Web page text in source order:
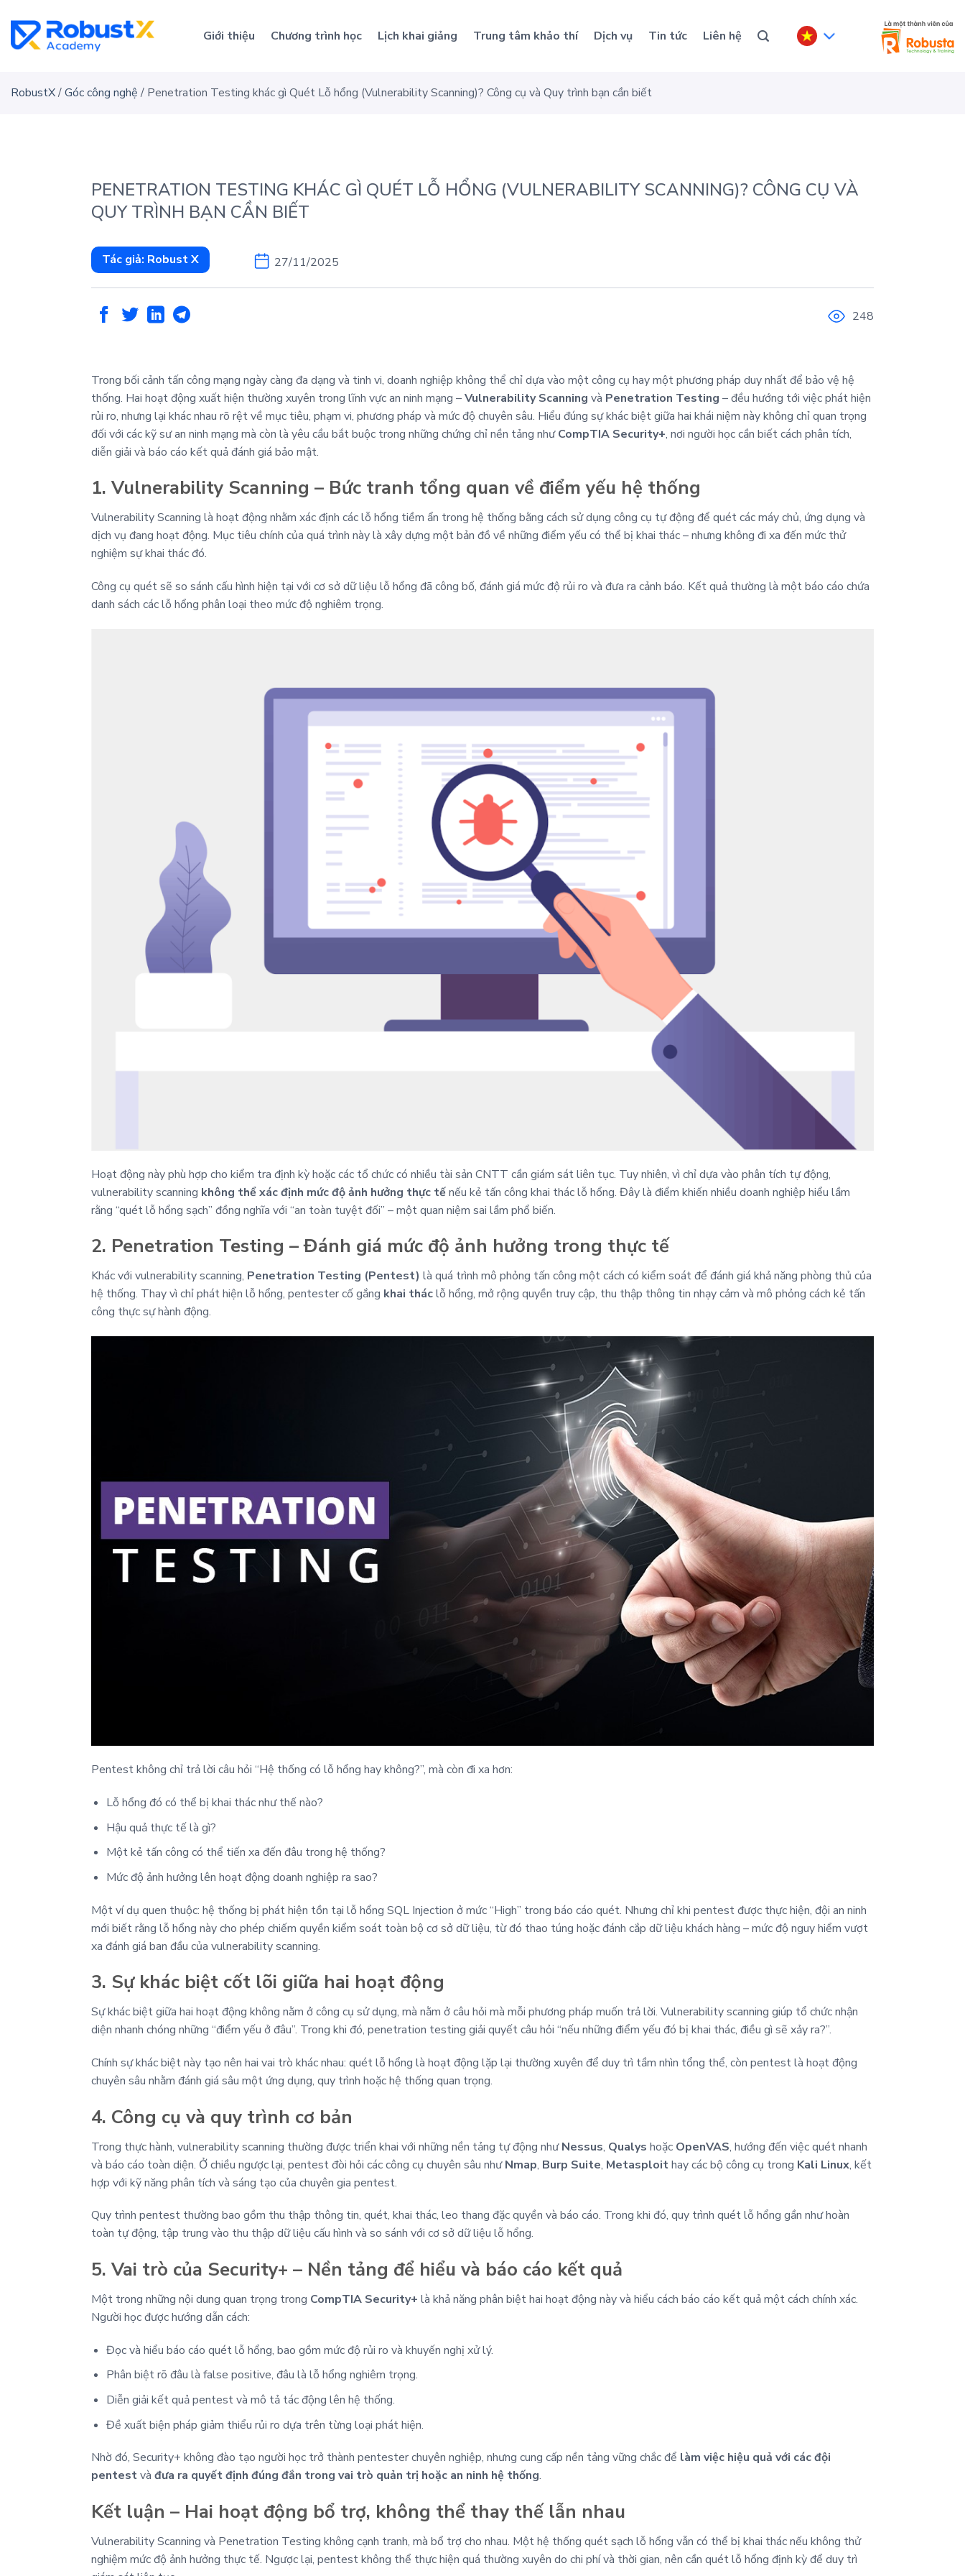
content
Giới thiệu Chương trình học Lịch khai giảng Trung tâm khảo thí Dịch vụ Tin tức Liên hệ
RobustX/Góc công nghệ/ Penetration Testing khác gì Quét Lỗ hổng (Vulnerability Scanning)? Công cụ và Quy trình bạn cần biết
PENETRATION TESTING KHÁC GÌ QUÉT LỖ HỔNG (VULNERABILITY SCANNING)? CÔNG CỤ VÀ
QUY TRÌNH BẠN CẦN BIẾT
Tác giả: Robust X 27/11/2025
248
Trong bối cảnh tấn công mạng ngày càng đa dạng và tinh vi, doanh nghiệp không thể chỉ dựa vào một công cụ hay một phương pháp duy nhất để bảo vệ hệ
thống. Hai hoạt động xuất hiện thường xuyên trong lĩnh vực an ninh mạng –Vulnerability Scanning và Penetration Testing – đều hướng tới việc phát hiện
rủi ro, nhưng lại khác nhau rõ rệt về mục tiêu, phạm vi, phương pháp và mức độ chuyên sâu. Hiểu đúng sự khác biệt giữa hai khái niệm này không chỉ quan trọng
đối với các kỹ sư an ninh mạng mà còn là yêu cầu bắt buộc trong những chứng chỉ nền tảng nhưCompTIA Security+, nơi người học cần biết cách phân tích,
diễn giải và báo cáo kết quả đánh giá bảo mật.
1. Vulnerability Scanning – Bức tranh tổng quan về điểm yếu hệ thống
Vulnerability Scanning là hoạt động nhằm xác định các lỗ hổng tiềm ẩn trong hệ thống bằng cách sử dụng công cụ tự động để quét các máy chủ, ứng dụng và
dịch vụ đang hoạt động. Mục tiêu chính của quá trình này là xây dựng một bản đồ về những điểm yếu có thể bị khai thác – nhưng không đi xa đến mức thử
nghiệm sự khai thác đó.
Công cụ quét sẽ so sánh cấu hình hiện tại với cơ sở dữ liệu lỗ hổng đã công bố, đánh giá mức độ rủi ro và đưa ra cảnh báo. Kết quả thường là một báo cáo chứa
danh sách các lỗ hổng phân loại theo mức độ nghiêm trọng.
Hoạt động này phù hợp cho kiểm tra định kỳ hoặc các tổ chức có nhiều tài sản CNTT cần giám sát liên tục. Tuy nhiên, vì chỉ dựa vào phân tích tự động,
vulnerability scanning không thể xác định mức độ ảnh hưởng thực tếnếu kẻ tấn công khai thác lỗ hổng. Đây là điểm khiến nhiều doanh nghiệp hiểu lầm
rằng “quét lỗ hổng sạch” đồng nghĩa với “an toàn tuyệt đối” – một quan niệm sai lầm phổ biến.
2. Penetration Testing – Đánh giá mức độ ảnh hưởng trong thực tế
Khác với vulnerability scanning, Penetration Testing (Pentest) là quá trình mô phỏng tấn công một cách có kiểm soát để đánh giá khả năng phòng thủ của
hệ thống. Thay vì chỉ phát hiện lỗ hổng, pentester cố gắng khai tháclỗ hổng, mở rộng quyền truy cập, thu thập thông tin nhạy cảm và mô phỏng cách kẻ tấn
công thực sự hành động.
Pentest không chỉ trả lời câu hỏi “Hệ thống có lỗ hổng hay không?”, mà còn đi xa hơn:
Lỗ hổng đó có thể bị khai thác như thế nào?
Hậu quả thực tế là gì?
Một kẻ tấn công có thể tiến xa đến đâu trong hệ thống?
Mức độ ảnh hưởng lên hoạt động doanh nghiệp ra sao?
Một ví dụ quen thuộc: hệ thống bị phát hiện tồn tại lỗ hổng SQL Injection ở mức “High” trong báo cáo quét. Nhưng chỉ khi pentest được thực hiện, đội an ninh
mới biết rằng lỗ hổng này cho phép chiếm quyền kiểm soát toàn bộ cơ sở dữ liệu, từ đó thao túng hoặc đánh cắp dữ liệu khách hàng – mức độ nguy hiểm vượt
xa đánh giá ban đầu của vulnerability scanning.
3. Sự khác biệt cốt lõi giữa hai hoạt động
Sự khác biệt giữa hai hoạt động không nằm ở công cụ sử dụng, mà nằm ở câu hỏi mà mỗi phương pháp muốn trả lời. Vulnerability scanning giúp tổ chức nhận
diện nhanh chóng những “điểm yếu ở đâu”. Trong khi đó, penetration testing giải quyết câu hỏi “nếu những điểm yếu đó bị khai thác, điều gì sẽ xảy ra?”.
Chính sự khác biệt này tạo nên hai vai trò khác nhau: quét lỗ hổng là hoạt động lặp lại thường xuyên để duy trì tầm nhìn tổng thể, còn pentest là hoạt động
chuyên sâu nhằm đánh giá sâu một ứng dụng, quy trình hoặc hệ thống quan trọng.
4. Công cụ và quy trình cơ bản
Trong thực hành, vulnerability scanning thường được triển khai với những nền tảng tự động nhưNessus, Qualys hoặc OpenVAS, hướng đến việc quét nhanh
và báo cáo toàn diện. Ở chiều ngược lại, pentest đòi hỏi các công cụ chuyên sâu nhưNmap, Burp Suite, Metasploithay các bộ công cụ trong Kali Linux, kết
hợp với kỹ năng phân tích và sáng tạo của chuyên gia pentest.
Quy trình pentest thường bao gồm thu thập thông tin, quét, khai thác, leo thang đặc quyền và báo cáo. Trong khi đó, quy trình quét lỗ hổng gần như hoàn
toàn tự động, tập trung vào thu thập dữ liệu cấu hình và so sánh với cơ sở dữ liệu lỗ hổng.
5. Vai trò của Security+ – Nền tảng để hiểu và báo cáo kết quả
Một trong những nội dung quan trọng trong CompTIA Security+ là khả năng phân biệt hai hoạt động này và hiểu cách báo cáo kết quả một cách chính xác.
Người học được hướng dẫn cách:
Đọc và hiểu báo cáo quét lỗ hổng, bao gồm mức độ rủi ro và khuyến nghị xử lý.
Phân biệt rõ đâu là false positive, đâu là lỗ hổng nghiêm trọng.
Diễn giải kết quả pentest và mô tả tác động lên hệ thống.
Đề xuất biện pháp giảm thiểu rủi ro dựa trên từng loại phát hiện.
Nhờ đó, Security+ không đào tạo người học trở thành pentester chuyên nghiệp, nhưng cung cấp nền tảng vững chắc để làm việc hiệu quả với các đội
pentestvà đưa ra quyết định đúng đắn trong vai trò quản trị hoặc an ninh hệ thống.
Kết luận – Hai hoạt động bổ trợ, không thể thay thế lẫn nhau
Vulnerability Scanning và Penetration Testing không cạnh tranh, mà bổ trợ cho nhau. Một hệ thống quét sạch lỗ hổng vẫn có thể bị khai thác nếu không thử
nghiệm mức độ ảnh hưởng thực tế. Ngược lại, pentest không thể thực hiện quá thường xuyên do chi phí và thời gian, nên cần quét lỗ hổng định kỳ để duy trì